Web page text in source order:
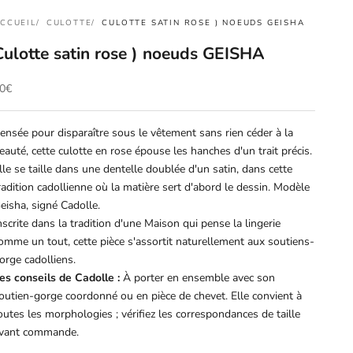
CULOTTE CULOTTE SATIN ROSE ) NOEUDS GEISHA
satin rose ) noeuds GEISHA
de vente
pour disparaître sous le vêtement sans rien céder à la
cette culotte en rose épouse les hanches d'un trait précis.
se taille dans une dentelle doublée d'un satin, dans cette
cadollienne où la matière sert d'abord le dessin. Modèle
signé Cadolle.
dans la tradition d'une Maison qui pense la lingerie
un tout, cette pièce s'assortit naturellement aux soutiens-
cadolliens.
conseils de Cadolle : À porter en ensemble avec son
gorge coordonné ou en pièce de chevet. Elle convient à
les morphologies ; vérifiez les correspondances de taille
commande.